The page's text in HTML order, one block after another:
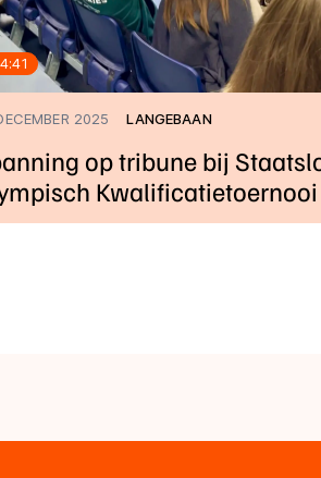
2025 LANGEBAAN
op tribune bij
Kwalificatietoernooi